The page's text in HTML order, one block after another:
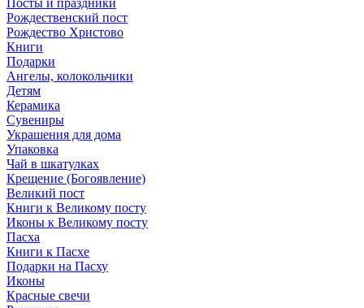
Посты и праздники
Рождественский пост
Рождество Христово
Книги
Подарки
Ангелы, колокольчики
Детям
Керамика
Сувениры
Украшения для дома
Упаковка
Чай в шкатулках
Крещение (Богоявление)
Великий пост
Книги к Великому посту
Иконы к Великому посту
Пасха
Книги к Пасхе
Подарки на Пасху
Иконы
Красные свечи